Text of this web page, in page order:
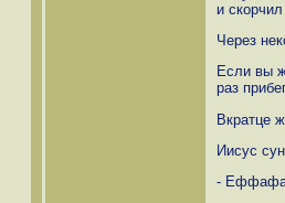
и
Через
Если вы
раз
Вкратце
Иисус
-